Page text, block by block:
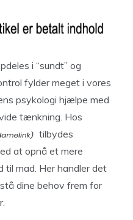
i “sundt” og
fylder meget i vores
psykologi hjælpe med
tænkning. Hos
tilbydes
at opnå et mere
til mad. Her handler det
dine behov frem for